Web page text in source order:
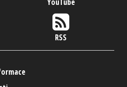
YouTube
RSS